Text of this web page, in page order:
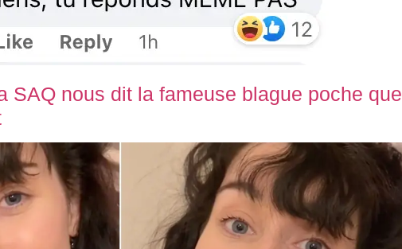
SAQ nous dit la fameuse blague poche que